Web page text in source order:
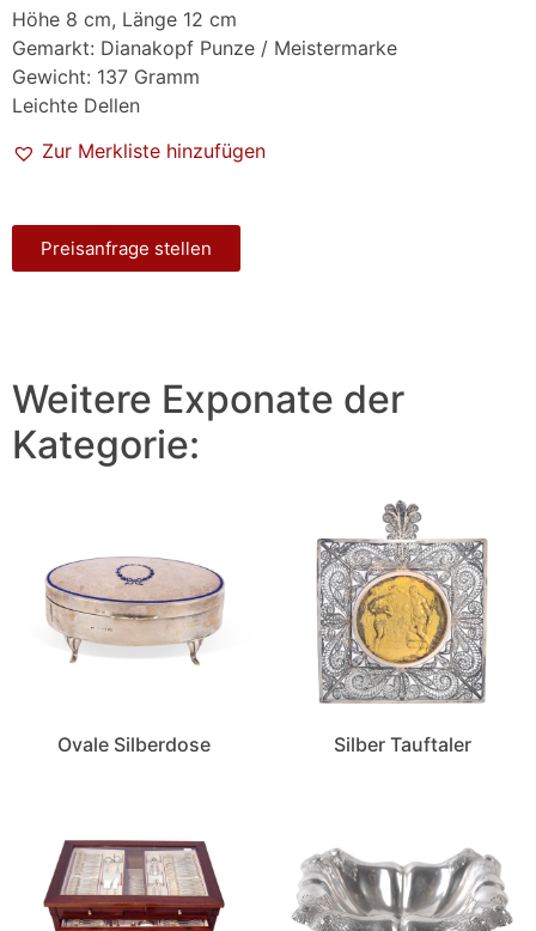
Höhe 8 cm, Länge 12 cm
Gemarkt: Dianakopf Punze / Meistermarke
Gewicht: 137 Gramm
Leichte Dellen
Zur Merkliste hinzufügen
Preisanfrage stellen
Weitere Exponate der
Kategorie:
Ovale Silberdose Silber Tauftaler